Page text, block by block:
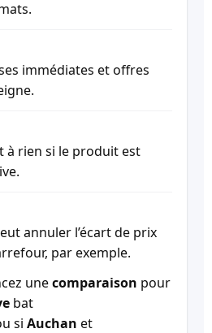
immédiates et offres
à rien si le produit est
annuler l’écart de prix
par exemple.
unecomparaison pour
bat
si Auchan et